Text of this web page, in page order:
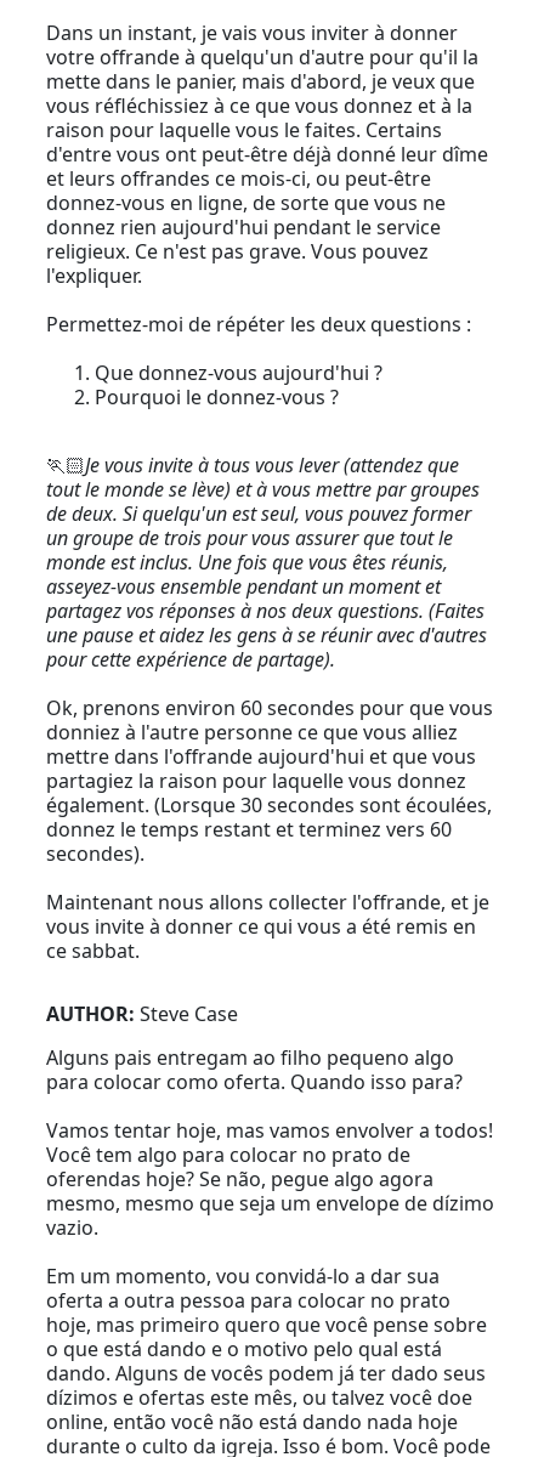
Dans un instant, je vais vous inviter à donner
votre offrande à quelqu'un d'autre pour qu'il la
mette dans le panier, mais d'abord, je veux que
vous réfléchissiez à ce que vous donnez et à la
raison pour laquelle vous le faites. Certains
d'entre vous ont peut-être déjà donné leur dîme
et leurs offrandes ce mois-ci, ou peut-être
donnez-vous en ligne, de sorte que vous ne
donnez rien aujourd'hui pendant le service
religieux. Ce n'est pas grave. Vous pouvez
l'expliquer.
Permettez-moi de répéter les deux questions :
Que donnez-vous aujourd'hui ?
Pourquoi le donnez-vous ?
🏃🏻Je vous invite à tous vous lever (attendez que
tout le monde se lève) et à vous mettre par groupes
de deux. Si quelqu'un est seul, vous pouvez former
un groupe de trois pour vous assurer que tout le
monde est inclus. Une fois que vous êtes réunis,
asseyez-vous ensemble pendant un moment et
partagez vos réponses à nos deux questions. (Faites
une pause et aidez les gens à se réunir avec d'autres
pour cette expérience de partage).
Ok, prenons environ 60 secondes pour que vous
donniez à l'autre personne ce que vous alliez
mettre dans l'offrande aujourd'hui et que vous
partagiez la raison pour laquelle vous donnez
également. (Lorsque 30 secondes sont écoulées,
donnez le temps restant et terminez vers 60
secondes).
Maintenant nous allons collecter l'offrande, et je
vous invite à donner ce qui vous a été remis en
ce sabbat.
AUTHOR:Steve Case
Alguns pais entregam ao filho pequeno algo
para colocar como oferta. Quando isso para?
Vamos tentar hoje, mas vamos envolver a todos!
Você tem algo para colocar no prato de
oferendas hoje? Se não, pegue algo agora
mesmo, mesmo que seja um envelope de dízimo
vazio.
Em um momento, vou convidá-lo a dar sua
oferta a outra pessoa para colocar no prato
hoje, mas primeiro quero que você pense sobre
o que está dando e o motivo pelo qual está
dando. Alguns de vocês podem já ter dado seus
dízimos e ofertas este mês, ou talvez você doe
online, então você não está dando nada hoje
durante o culto da igreja. Isso é bom. Você pode